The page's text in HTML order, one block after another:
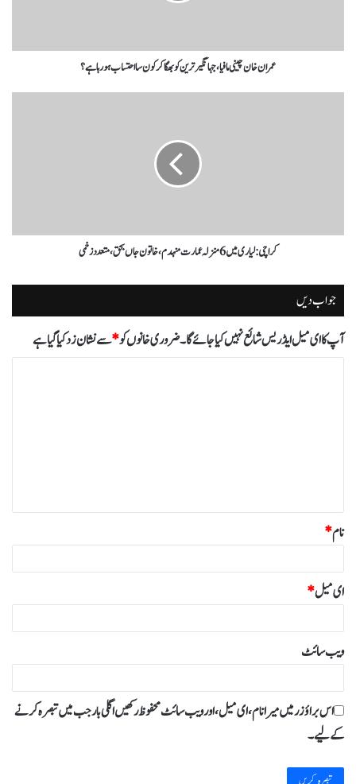
عمران خان چینی مافیا، جہانگیر ترین کو بھگا کر کون سا احتساب ہو رہا ہے؟
کراچی:لیاری میں 6 منزلہ عمارت منہدم، خاتون جاں بحق، متعدد زخمی
جواب دیں
آپ کا ای میل ایڈریس شائع نہیں کیا جائے گا۔ضروری خانوں کو*سے نشان زد کیا گیا ہے
نام*
ای میل*
ویب‌ سائٹ
اس براؤزر میں میرا نام، ای میل، اور ویب سائٹ محفوظ رکھیں اگلی بار جب میں تبصرہ کرنے
کےلیے۔